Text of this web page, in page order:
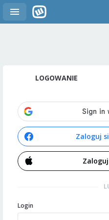
LOGOWANIE
Zaloguj
Login